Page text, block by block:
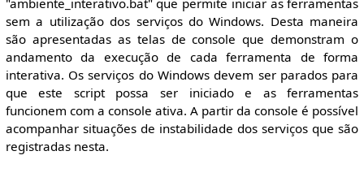
"ambiente_interativo.bat" que permite iniciar as ferramentas
sem a utilização dos serviços do Windows. Desta maneira
são apresentadas as telas de console que demonstram o
andamento da execução de cada ferramenta de forma
interativa. Os serviços do Windows devem ser parados para
que este script possa ser iniciado e as ferramentas
funcionem com a console ativa. A partir da console é possível
acompanhar situações de instabilidade dos serviços que são
registradas nesta.